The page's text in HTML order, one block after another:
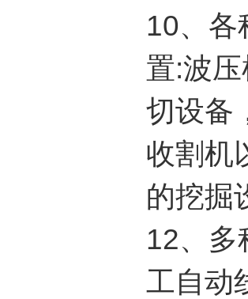
10、各
置:波
切设备
收割机
的挖掘
12、多
工自动